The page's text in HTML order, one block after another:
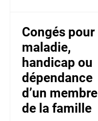
Congés pour
maladie,
handicap ou
dépendance
d’un membre
de la famille